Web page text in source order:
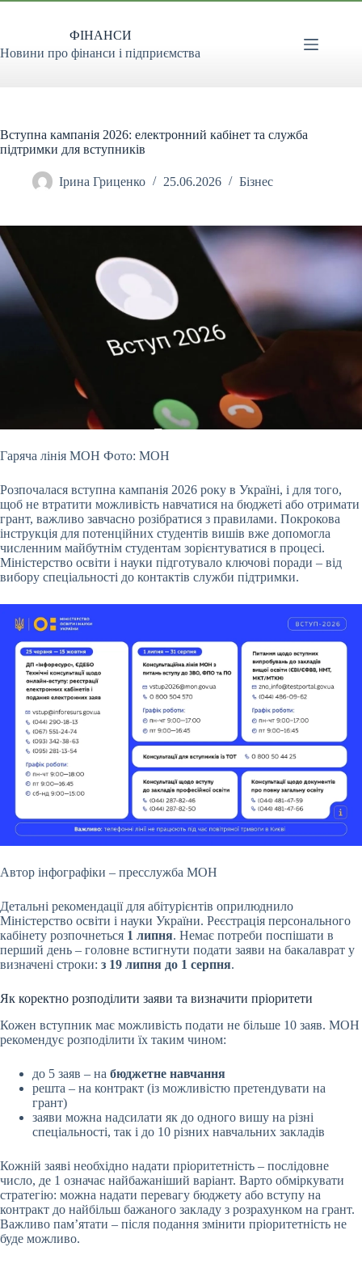
Перейти
ФІНАНСИ
Новини про фінанси і підприємства
Вступна кампанія 2026: електронний кабінет та служба
підтримки для вступників
Ірина Гриценко 25.06.2026 Бізнес
Гаряча лінія МОН Фото: МОН
Розпочалася вступна кампанія 2026 року в Україні, і для того,
щоб не втратити можливість навчатися на бюджеті або отримати
грант, важливо завчасно розібратися з правилами. Покрокова
інструкція для потенційних студентів вишів вже допомогла
численним майбутнім студентам зорієнтуватися в процесі.
Міністерство освіти і науки підготувало ключові поради – від
вибору спеціальності до контактів служби підтримки.
Автор інфографіки – пресслужба МОН
Детальні рекомендації для абітурієнтів оприлюднило
Міністерство освіти і науки України. Реєстрація персонального
кабінету розпочнеться 1 липня. Немає потреби поспішати в
перший день – головне встигнути подати заяви на бакалаврат у
визначені строки: з 19 липня до 1 серпня.
Як коректно розподілити заяви та визначити пріоритети
Кожен вступник має можливість подати не більше 10 заяв. МОН
рекомендує розподілити їх таким чином:
до 5 заяв – на бюджетне навчання
решта – на контракт (із можливістю претендувати на
грант)
заяви можна надсилати як до одного вишу на різні
спеціальності, так і до 10 різних навчальних закладів
Кожній заяві необхідно надати пріоритетність – послідовне
число, де 1 означає найбажаніший варіант. Варто обміркувати
стратегію: можна надати перевагу бюджету або вступу на
контракт до найбільш бажаного закладу з розрахунком на грант.
Важливо пам’ятати – після подання змінити пріоритетність не
буде можливо.